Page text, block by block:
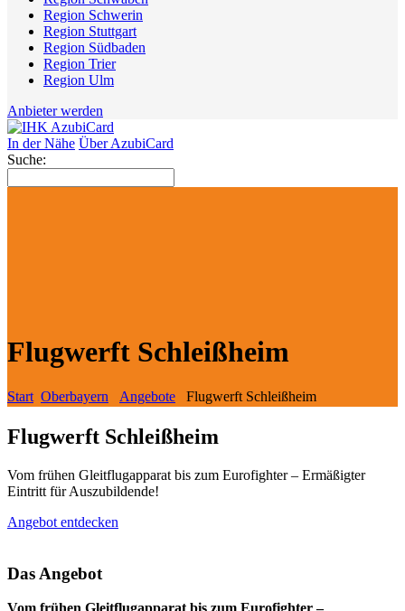
Region Schwerin
Region Stuttgart
Region Südbaden
Region Trier
Region Ulm
Anbieter werden
In der Nähe Über AzubiCard
Suche:
Flugwerft Schleißheim
Start Oberbayern Angebote Flugwerft Schleißheim
Flugwerft Schleißheim
Vom frühen Gleitflugapparat bis zum Eurofighter – Ermäßigter
Eintritt für Auszubildende!
Angebot entdecken
Das Angebot